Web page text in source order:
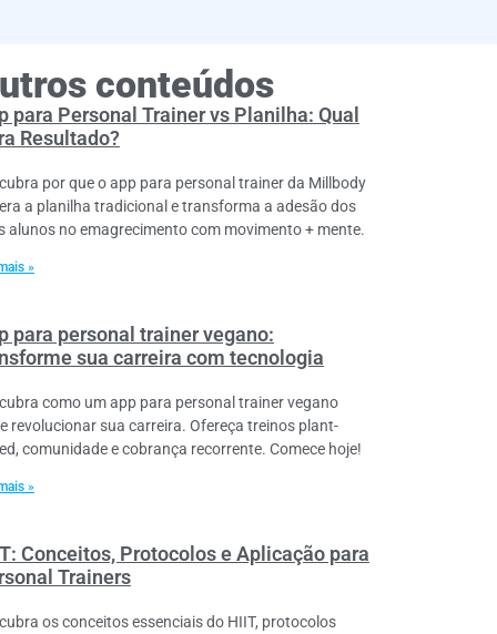
conteúdos
para Personal Trainer vs Planilha: Qual
Resultado?
por que o app para personal trainer da Millbody
a planilha tradicional e transforma a adesão dos
alunos no emagrecimento com movimento + mente.
»
para personal trainer vegano:
sua carreira com tecnologia
como um app para personal trainer vegano
revolucionar sua carreira. Ofereça treinos plant-
comunidade e cobrança recorrente. Comece hoje!
»
Conceitos, Protocolos e Aplicação para
Trainers
os conceitos essenciais do HIIT, protocolos